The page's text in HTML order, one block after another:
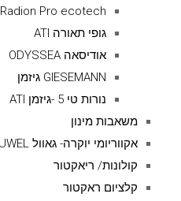
Radion Pro ecotech ,תאורת רדיון פרו
גופי תאורה ATI
אודיסאה ODYSSEA
GIESEMANN גיזמן
נורות טי 5 -גיזמן ATI
משאבות מינון
אקווריומי יוקרה- גאוול JUWEL
קולונות/ ריאקטור
קלציום ראקטור